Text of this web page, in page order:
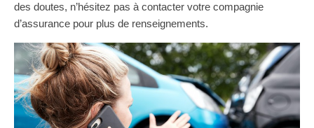
des doutes, n’hésitez pas à contacter votre compagnie
d’assurance pour plus de renseignements.